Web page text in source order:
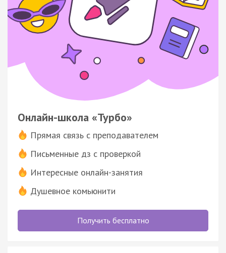
Онлайн-школа «Турбо»
Прямая связь с преподавателем
Письменные дз с проверкой
Интересные онлайн-занятия
Душевное комьюнити
Получить бесплатно